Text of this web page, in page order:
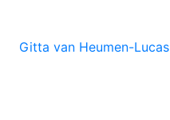
Gitta van Heumen-Lucas